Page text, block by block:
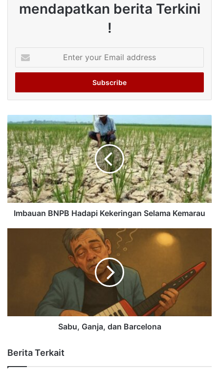
mendapatkan berita Terkini
!
your
Email
Imbauan BNPB Hadapi Kekeringan Selama Kemarau
Sabu, Ganja, dan Barcelona
Berita Terkait